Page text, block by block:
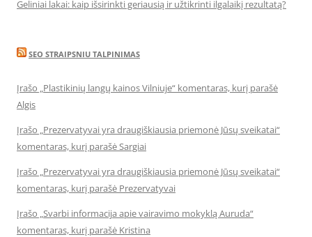
Geliniai lakai: kaip išsirinkti geriausią ir užtikrinti ilgalaikį rezultatą?
SEO STRAIPSNIU TALPINIMAS
Įrašo „Plastikinių langų kainos Vilniuje“ komentaras, kurį parašė
Algis
Įrašo „Prezervatyvai yra draugiškiausia priemonė Jūsų sveikatai“
komentaras, kurį parašė Sargiai
Įrašo „Prezervatyvai yra draugiškiausia priemonė Jūsų sveikatai“
komentaras, kurį parašė Prezervatyvai
Įrašo „Svarbi informacija apie vairavimo mokyklą Auruda“
komentaras, kurį parašė Kristina